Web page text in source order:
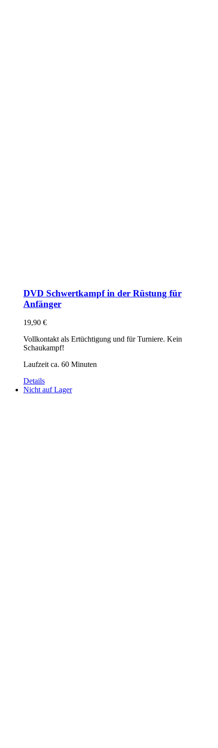
DVD Schwertkampf in der Rüstung für
Anfänger
19,90 €
Vollkontakt als Ertüchtigung und für Turniere. Kein
Schaukampf!
Laufzeit ca. 60 Minuten
Details
Nicht auf Lager